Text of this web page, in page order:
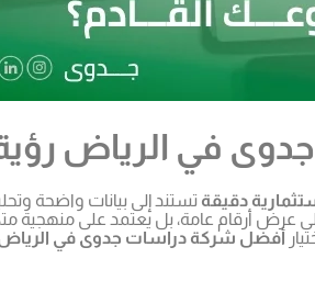
في الرياض رؤية
دقيقة تستند إلى بيانات واضحة
عرض أرقام عامة، بل يعتمد على منهجية
أفضل شركة دراسات جدوى في